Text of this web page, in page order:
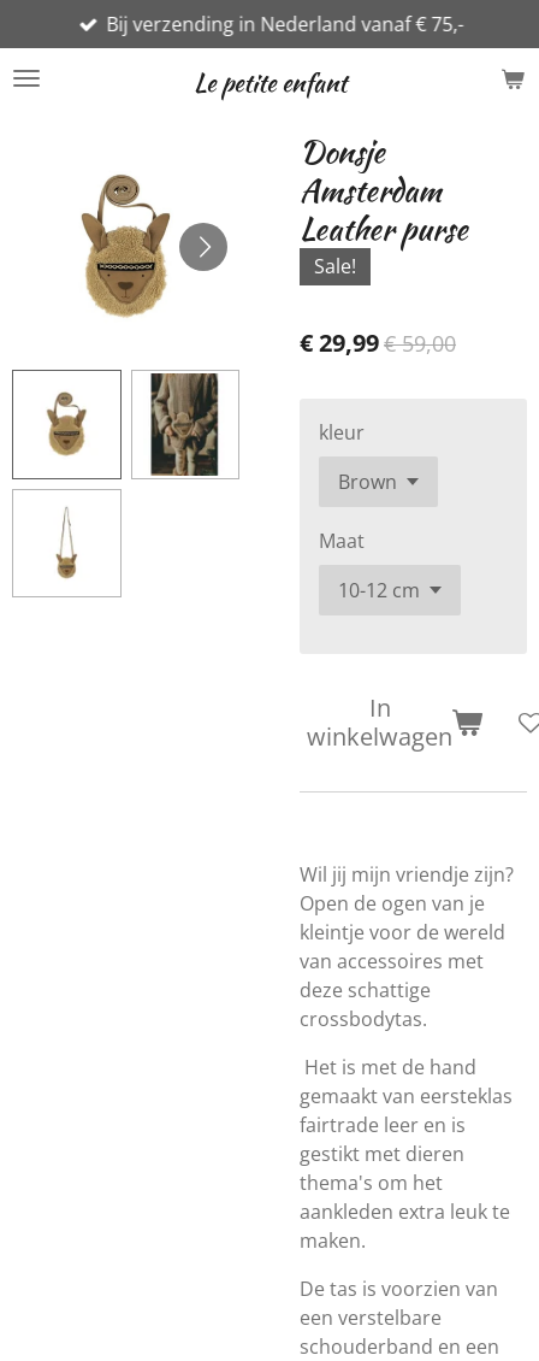
direct
naar
Le petite enfant
Bij verzending in Nederland vanaf € 75,-
Donsje
Amsterdam
Leather purse
Sale!
€ 29,99€ 59,00
kleur
Maat
In
winkelwagen
Wil jij mijn vriendje zijn?
Open de ogen van je
kleintje voor de wereld
van accessoires met
deze schattige
crossbodytas.
Het is met de hand
gemaakt van eersteklas
fairtrade leer en is
gestikt met dieren
thema's om het
aankleden extra leuk te
maken.
De tas is voorzien van
een verstelbare
schouderband en een